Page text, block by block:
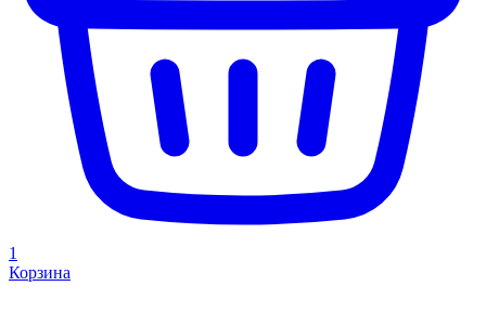
1
Корзина